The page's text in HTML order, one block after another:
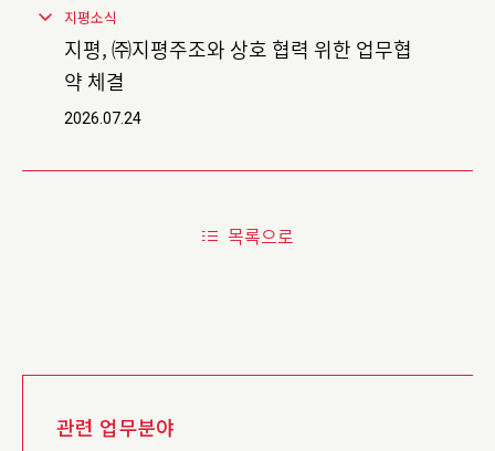
지평소식
지평, ㈜지평주조와 상호 협력 위한 업무협
약 체결
2026.07.24
목록으로
관련 업무분야